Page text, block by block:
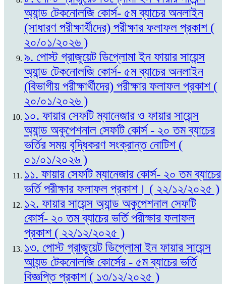
অ্যান্ড টেকনোলজি কোর্স- ৫ম ব্যাচের অনলাইন
(সাধারণ পরীক্ষার্থীদের) পরীক্ষার ফলাফল প্রকাশ (
২০/০১/২০২৬ )
৯. পোস্ট গ্রাজুয়েট ডিপ্লোমা ইন ফায়ার সায়েন্স
অ্যান্ড টেকনোলজি কোর্স- ৫ম ব্যাচের অনলাইন
(বিভাগীয় পরীক্ষার্থীদের) পরীক্ষার ফলাফল প্রকাশ (
২০/০১/২০২৬ )
১০. ফায়ার সেফটি ম্যানেজার ও ফায়ার সায়েন্স
অ্যান্ড অকুপেশনাল সেফটি কোর্স - ২০ তম ব্যাচের
ভর্তির সময় বৃদ্ধিকরণ সংক্রান্ত নোটিশ (
০১/০১/২০২৬ )
১১. ফায়ার সেফটি ম্যানেজার কোর্স- ২০ তম ব্যাচের
ভর্তি পরীক্ষার ফলাফল প্রকাশ। ( ২২/১২/২০২৫ )
১২. ফায়ার সায়েন্স অ্যান্ড অকুপেশনাল সেফটি
কোর্স- ২০ তম ব্যাচের ভর্তি পরীক্ষার ফলাফল
প্রকাশ ( ২২/১২/২০২৫ )
১৩. পোস্ট গ্রাজুয়েট ডিপ্লোমা ইন ফায়ার সায়েন্স
আ্যন্ড টেকনোলজি কোর্সের - ৫ম ব্যাচের ভর্তি
বিজ্ঞপ্তি প্রকাশ ( ১৩/১২/২০২৫ )